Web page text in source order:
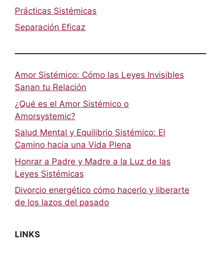
Prácticas Sistémicas
Separación Eficaz
Amor Sistémico: Cómo las Leyes Invisibles
Sanan tu Relación
¿Qué es el Amor Sistémico o
Amorsystemic?
Salud Mental y Equilibrio Sistémico: El
Camino hacia una Vida Plena
Honrar a Padre y Madre a la Luz de las
Leyes Sistémicas
Divorcio energético cómo hacerlo y liberarte
de los lazos del pasado
LINKS